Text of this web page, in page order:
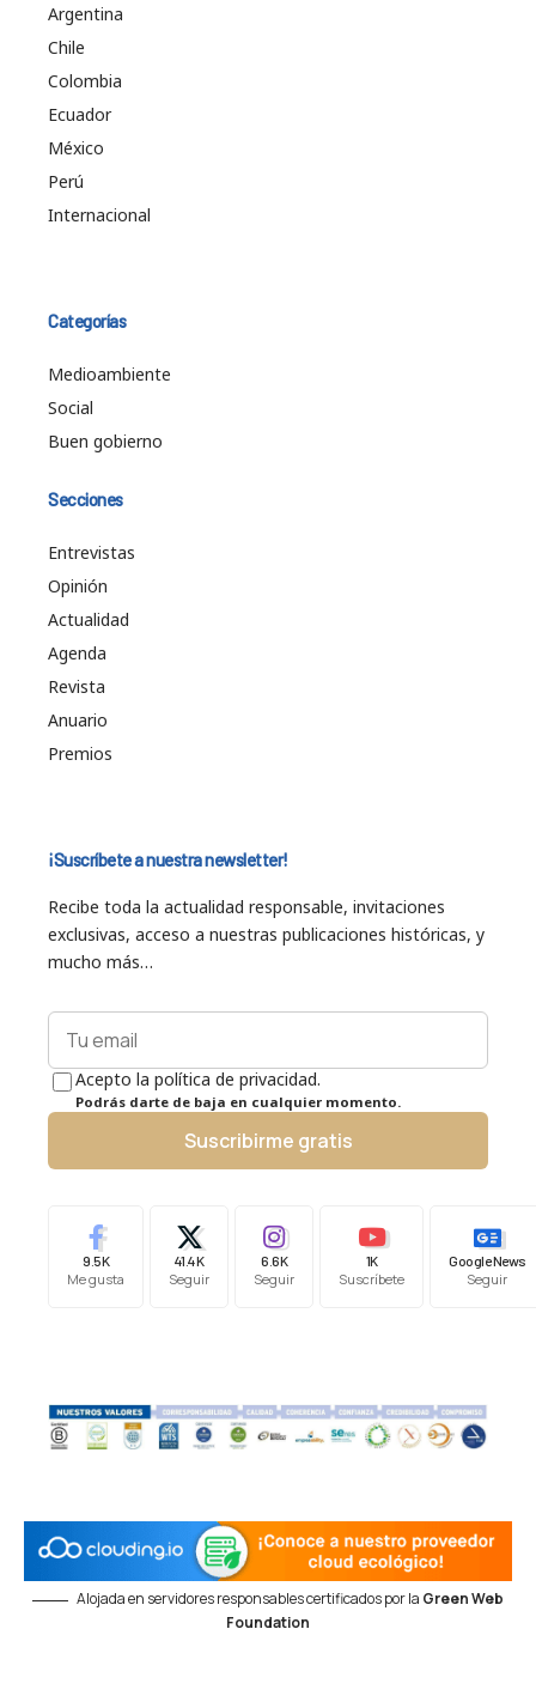
Argentina
Chile
Colombia
Ecuador
México
Perú
Internacional
Categorías
Medioambiente
Social
Buen gobierno
Secciones
Entrevistas
Opinión
Actualidad
Agenda
Revista
Anuario
Premios
¡Suscríbete a nuestra newsletter!
Recibe toda la actualidad responsable, invitaciones
exclusivas, acceso a nuestras publicaciones históricas, y
mucho más…
Acepto la política de privacidad.
Podrás darte de baja en cualquier momento.
Suscribirme gratis
9.5K
Me gusta
41.4K
Seguir
6.6K
Seguir
1K
Suscríbete
Google News
Seguir
Alojada en servidores responsables certificados por la Green Web
Foundation